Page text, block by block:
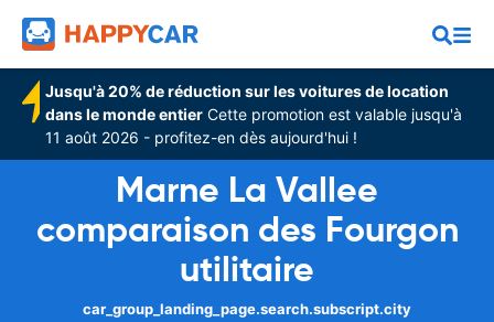
Jusqu'à 20% de réduction sur les voitures de location
dans le monde entier Cette promotion est valable jusqu'à
11 août 2026 - profitez-en dès aujourd'hui !
Marne La Vallee
comparaison des Fourgon
utilitaire
car_group_landing_page.search.subscript.city